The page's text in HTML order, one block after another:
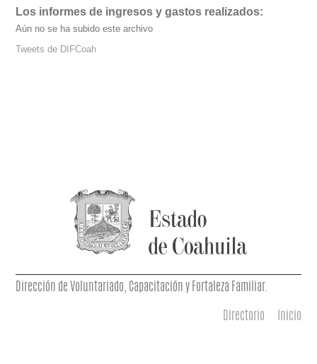
Los informes de ingresos y gastos realizados:
Aún no se ha subido este archivo
Tweets de DIFCoah
Dirección de Voluntariado, Capacitación y Fortaleza Familiar.
Directorio Inicio